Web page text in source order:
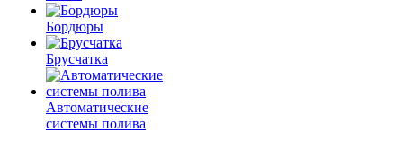
Бордюры
Брусчатка
Автоматические
системы полива